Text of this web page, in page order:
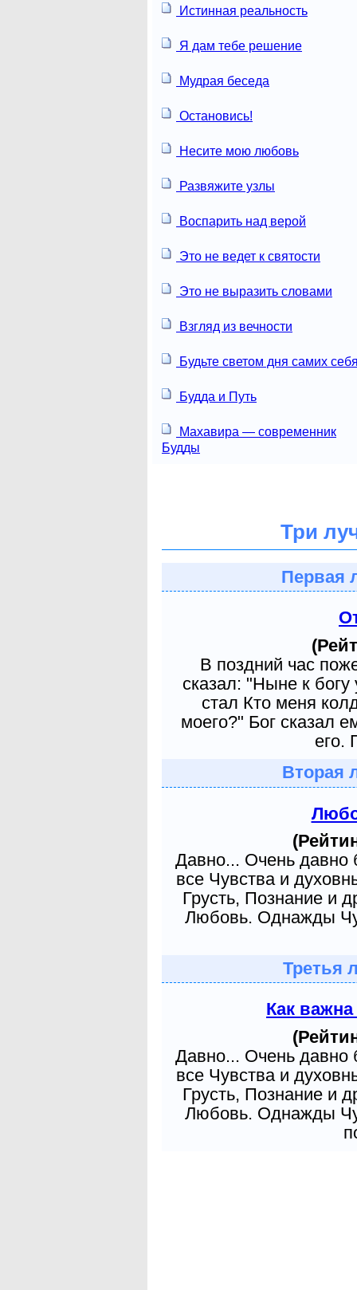
Истинная реальность
Я дам тебе решение
Мудрая беседа
Остановись!
Несите мою любовь
Развяжите узлы
Воспарить над верой
Это не ведет к святости
Это не выразить словами
Взгляд из вечности
Будьте светом дня самих
Будда и Путь
Махавира — современник
Будды
Три
Первая
В поздний час
сказал: "Ныне к
стал Кто меня
моего?" Бог сказал
его.
Вторая
Давно... Очень давно
все Чувства и
Грусть, Познание и
Любовь. Однажды
Третья
Как
Давно... Очень давно
все Чувства и
Грусть, Познание и
Любовь. Однажды